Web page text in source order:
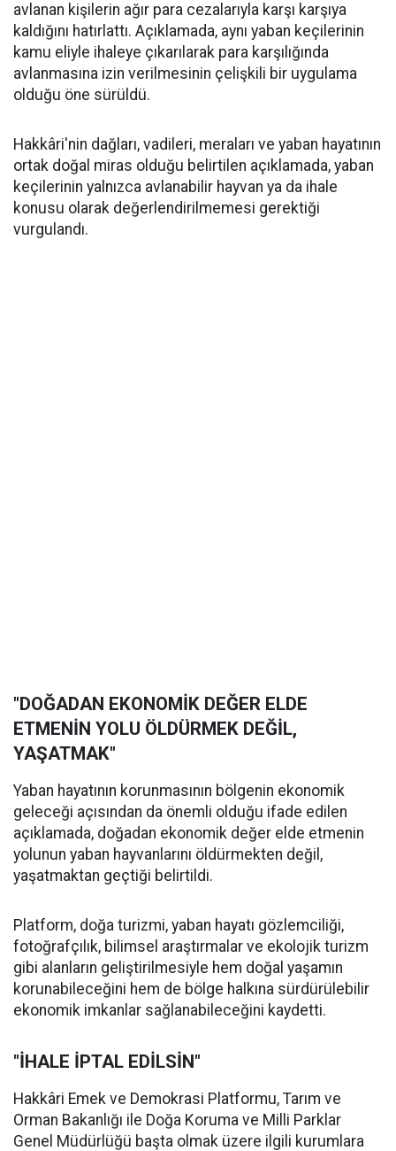
avlanan kişilerin ağır para cezalarıyla karşı karşıya
kaldığını hatırlattı. Açıklamada, aynı yaban keçilerinin
kamu eliyle ihaleye çıkarılarak para karşılığında
avlanmasına izin verilmesinin çelişkili bir uygulama
olduğu öne sürüldü.
Hakkâri'nin dağları, vadileri, meraları ve yaban hayatının
ortak doğal miras olduğu belirtilen açıklamada, yaban
keçilerinin yalnızca avlanabilir hayvan ya da ihale
konusu olarak değerlendirilmemesi gerektiği
vurgulandı.
"DOĞADAN EKONOMİK DEĞER ELDE
ETMENİN YOLU ÖLDÜRMEK DEĞİL,
YAŞATMAK"
Yaban hayatının korunmasının bölgenin ekonomik
geleceği açısından da önemli olduğu ifade edilen
açıklamada, doğadan ekonomik değer elde etmenin
yolunun yaban hayvanlarını öldürmekten değil,
yaşatmaktan geçtiği belirtildi.
Platform, doğa turizmi, yaban hayatı gözlemciliği,
fotoğrafçılık, bilimsel araştırmalar ve ekolojik turizm
gibi alanların geliştirilmesiyle hem doğal yaşamın
korunabileceğini hem de bölge halkına sürdürülebilir
ekonomik imkanlar sağlanabileceğini kaydetti.
"İHALE İPTAL EDİLSİN"
Hakkâri Emek ve Demokrasi Platformu, Tarım ve
Orman Bakanlığı ile Doğa Koruma ve Milli Parklar
Genel Müdürlüğü başta olmak üzere ilgili kurumlara